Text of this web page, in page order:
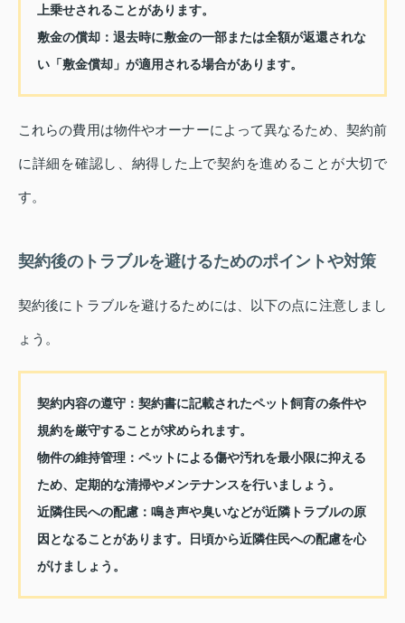
上乗せされることがあります。
敷金の償却： 退去時に敷金の一部または全額が返還されな
い「敷金償却」が適用される場合があります。
これらの費用は物件やオーナーによって異なるため、契約前
に詳細を確認し、納得した上で契約を進めることが大切で
す。
契約後のトラブルを避けるためのポイントや対策
契約後にトラブルを避けるためには、以下の点に注意しまし
ょう。
契約内容の遵守： 契約書に記載されたペット飼育の条件や
規約を厳守することが求められます。
物件の維持管理： ペットによる傷や汚れを最小限に抑える
ため、定期的な清掃やメンテナンスを行いましょう。
近隣住民への配慮： 鳴き声や臭いなどが近隣トラブルの原
因となることがあります。日頃から近隣住民への配慮を心
がけましょう。